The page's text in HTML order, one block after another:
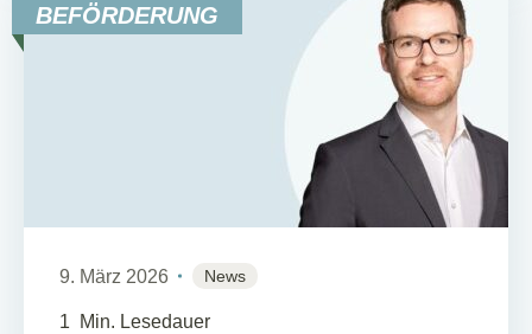
BEFÖRDERUNG
9. März 2026 News
1 Min. Lesedauer